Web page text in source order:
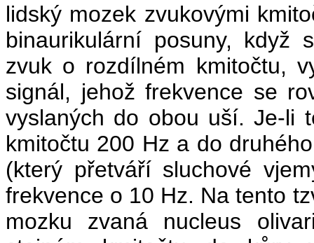
lidský mozek zvukovými
binaurikulární posuny, když
zvuk o rozdílném kmitočtu,
signál, jehož frekvence se
vyslaných do obou uší. Je-li
kmitočtu 200 Hz a do
(který přetváří sluchové
frekvence o 10 Hz. Na tento
mozku zvaná nucleus